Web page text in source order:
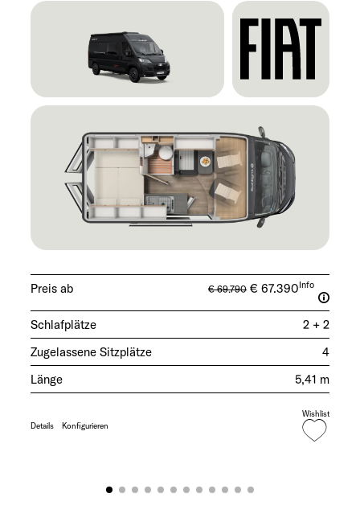
Preis ab € 69.790 € 67.390Info
Schlafplätze
2 + 2
Zugelassene Sitzplätze
4
Länge
5,41 m
Details Konfigurieren
Wishlist